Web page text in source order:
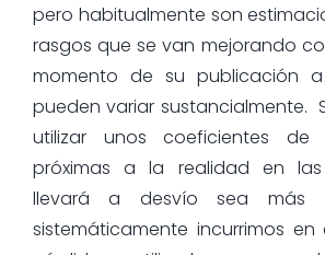
pero habitualmente son
rasgos que se van mejorando
momento de su publicación
pueden variar sustancialmente.
utilizar unos coeficientes de
próximas a la realidad en las
llevará a desvío sea más
sistemáticamente incurrimos en